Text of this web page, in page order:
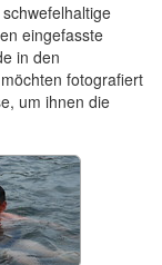
eingefasste
in den
fotografiert
um ihnen die